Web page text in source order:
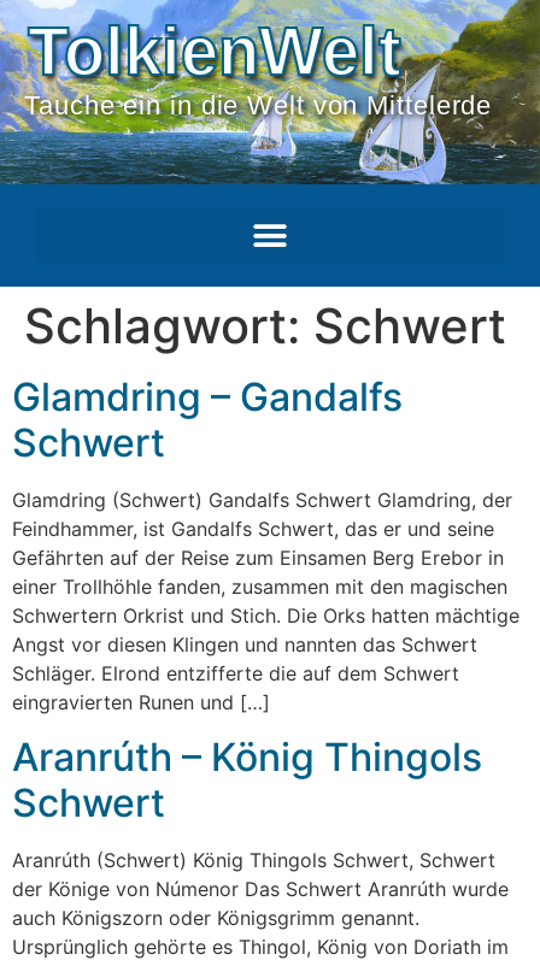
TolkienWelt
Tauche ein in die Welt von Mittelerde
Schlagwort: Schwert
Glamdring – Gandalfs
Schwert
Glamdring (Schwert) Gandalfs Schwert Glamdring, der
Feindhammer, ist Gandalfs Schwert, das er und seine
Gefährten auf der Reise zum Einsamen Berg Erebor in
einer Trollhöhle fanden, zusammen mit den magischen
Schwertern Orkrist und Stich. Die Orks hatten mächtige
Angst vor diesen Klingen und nannten das Schwert
Schläger. Elrond entzifferte die auf dem Schwert
eingravierten Runen und […]
Aranrúth – König Thingols
Schwert
Aranrúth (Schwert) König Thingols Schwert, Schwert
der Könige von Númenor Das Schwert Aranrúth wurde
auch Königszorn oder Königsgrimm genannt.
Ursprünglich gehörte es Thingol, König von Doriath im